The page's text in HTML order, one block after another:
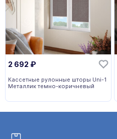
2 692 ₽
Кассетные рулонные шторы Uni-1
Металлик темно-коричневый